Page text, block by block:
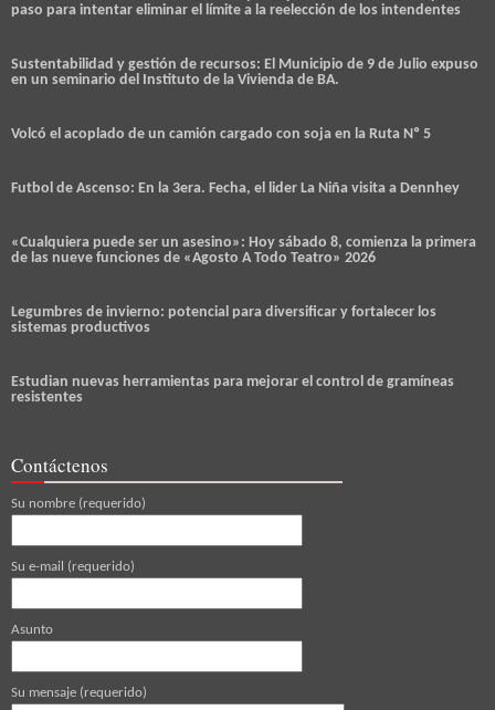
paso para intentar eliminar el límite a la reelección de los intendentes
Sustentabilidad y gestión de recursos: El Municipio de 9 de Julio expuso
en un seminario del Instituto de la Vivienda de BA.
Volcó el acoplado de un camión cargado con soja en la Ruta Nº 5
Futbol de Ascenso: En la 3era. Fecha, el lider La Niña visita a Dennhey
«Cualquiera puede ser un asesino»: Hoy sábado 8, comienza la primera
de las nueve funciones de «Agosto A Todo Teatro» 2026
Legumbres de invierno: potencial para diversificar y fortalecer los
sistemas productivos
Estudian nuevas herramientas para mejorar el control de gramíneas
resistentes
Contáctenos
Su nombre (requerido)
Su e-mail (requerido)
Asunto
Su mensaje (requerido)